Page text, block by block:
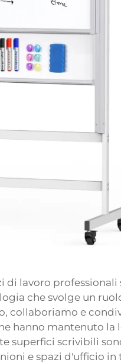
lavoro
che svolge un
collaboriamo e
hanno mantenuto la
superfici scrivibili
e spazi d'ufficio